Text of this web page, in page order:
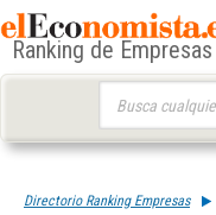
Ranking de Empresas
Directorio Ranking Empresas